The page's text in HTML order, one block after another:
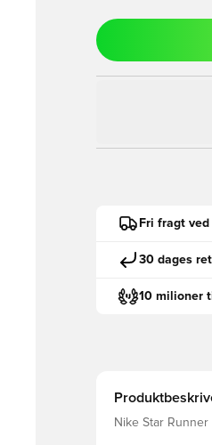
Fri fragt
30 dages
10 milioner
Nike Star